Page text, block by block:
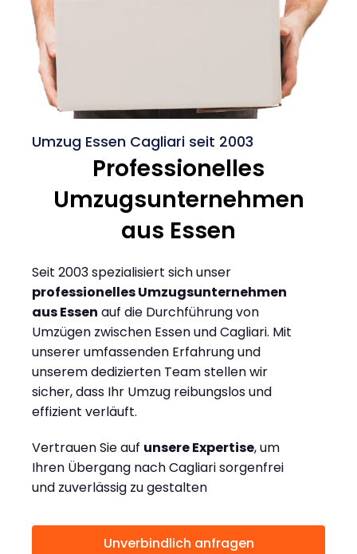
Umzug Essen Cagliari seit 2003
Professionelles
Umzugsunternehmen
aus Essen
Seit 2003 spezialisiert sich unser
professionelles Umzugsunternehmen
aus Essen auf die Durchführung von
Umzügen zwischen Essen und Cagliari. Mit
unserer umfassenden Erfahrung und
unserem dedizierten Team stellen wir
sicher, dass Ihr Umzug reibungslos und
effizient verläuft.
Vertrauen Sie auf unsere Expertise, um
Ihren Übergang nach Cagliari sorgenfrei
und zuverlässig zu gestalten
Unverbindlich anfragen